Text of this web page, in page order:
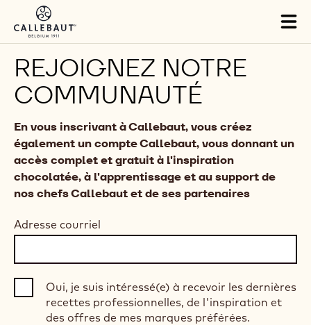
Skip to main content
REJOIGNEZ NOTRE
COMMUNAUTÉ
En vous inscrivant à Callebaut, vous créez
également un compte Callebaut, vous donnant un
accès complet et gratuit à l'inspiration
chocolatée, à l'apprentissage et au support de
nos chefs Callebaut et de ses partenaires
Adresse courriel
Oui, je suis intéressé(e) à recevoir les dernières
recettes professionnelles, de l'inspiration et
des offres de mes marques préférées.